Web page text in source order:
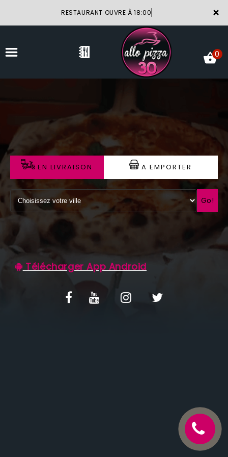
×
RESTAURANT OUVRE À 18:00
LA CARTE
VOTRE COMPTE
NOTRE RESTAURANT
VOS AVIS
MENTIONS LÉGALES
0
EN LIVRAISON A EMPORTER
Go!
Télécharger App Android